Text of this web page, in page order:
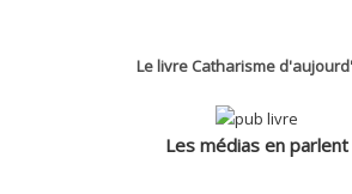
Le livre Catharisme
Les médias en parlent